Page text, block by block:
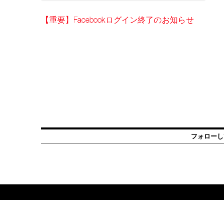
【重要】Facebookログイン終了のお知らせ
フォロー